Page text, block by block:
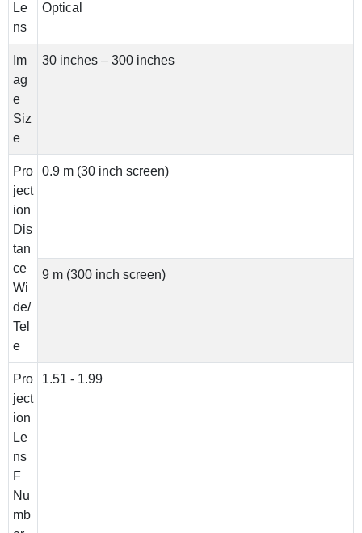
Le
ns
Optical
Im
ag
e
Siz
e
30 inches – 300 inches
Pro
ject
ion
Dis
tan
ce
Wi
de/
Tel
e
0.9 m (30 inch screen)
9 m (300 inch screen)
Pro
ject
ion
Le
ns
F
Nu
mb
1.51 - 1.99